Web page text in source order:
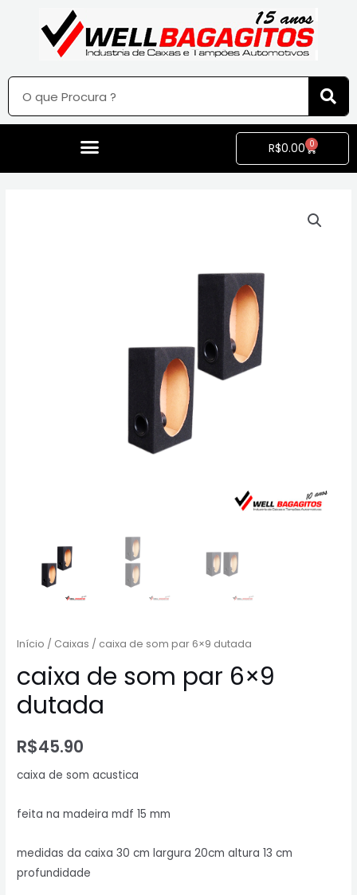
R$0.00 0
Início / Caixas / caixa de som par 6×9 dutada
caixa de som par 6×9
dutada
R$45.90
caixa de som acustica
feita na madeira mdf 15 mm
medidas da caixa 30 cm largura 20cm altura 13 cm
profundidade